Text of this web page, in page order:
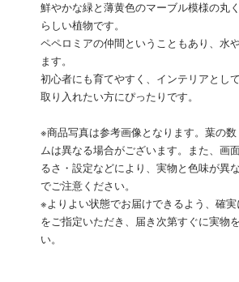
鮮やかな緑と薄黄色のマーブル模様の丸
らしい植物です。
ペペロミアの仲間ということもあり、水
ます。
初心者にも育てやすく、インテリアとし
取り入れたい方にぴったりです。
※商品写真は参考画像となります。葉の
ムは異なる場合がございます。また、画
るさ・設定などにより、実物と色味が異
でご注意ください。
※よりよい状態でお届けできるよう、確
をご指定いただき、届き次第すぐに実物
い。